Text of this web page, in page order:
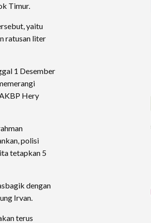
Timur.
yaitu
ratusan liter
1 Desember
Hery
polisi
tetapkan 5
dengan
Irvan.
terus